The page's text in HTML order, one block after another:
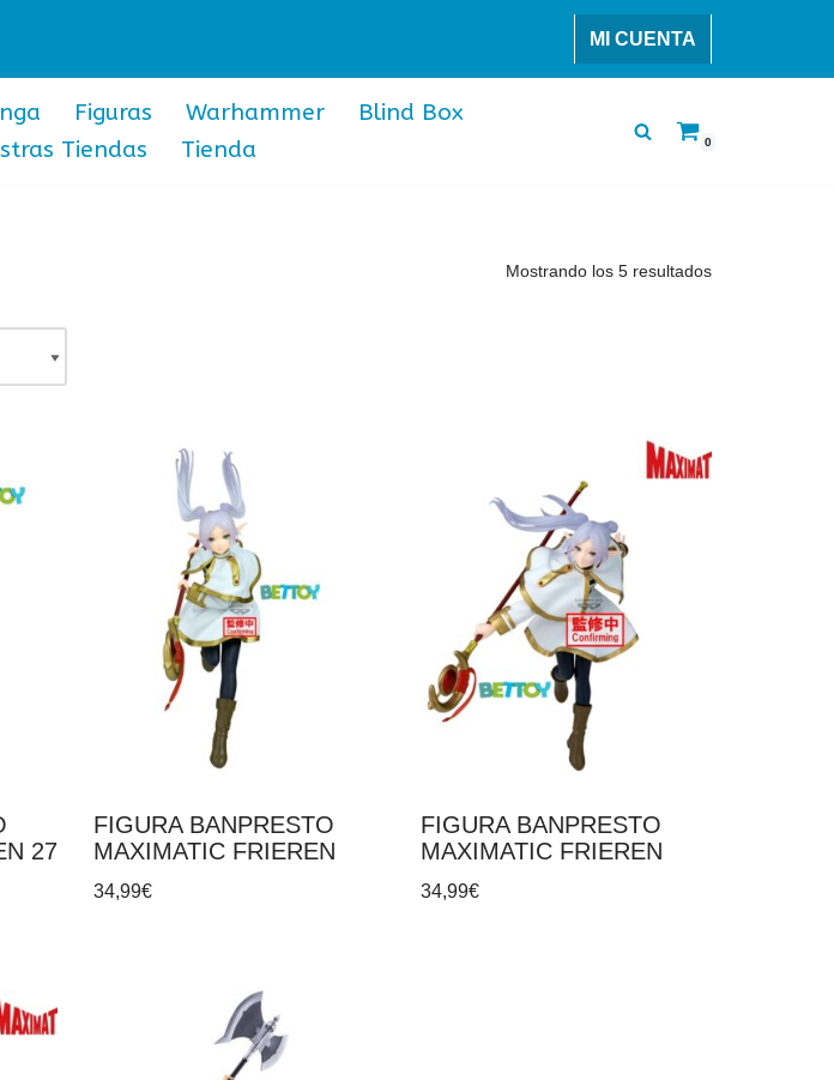
MI CUENTA
Figuras Warhammer
Blind Box
Tiendas Tienda 0
Mostrando los 5 resultados
27
FIGURA BANPRESTO
MAXIMATIC FRIEREN
34,99€
FIGURA BANPRESTO
MAXIMATIC FRIEREN
34,99€